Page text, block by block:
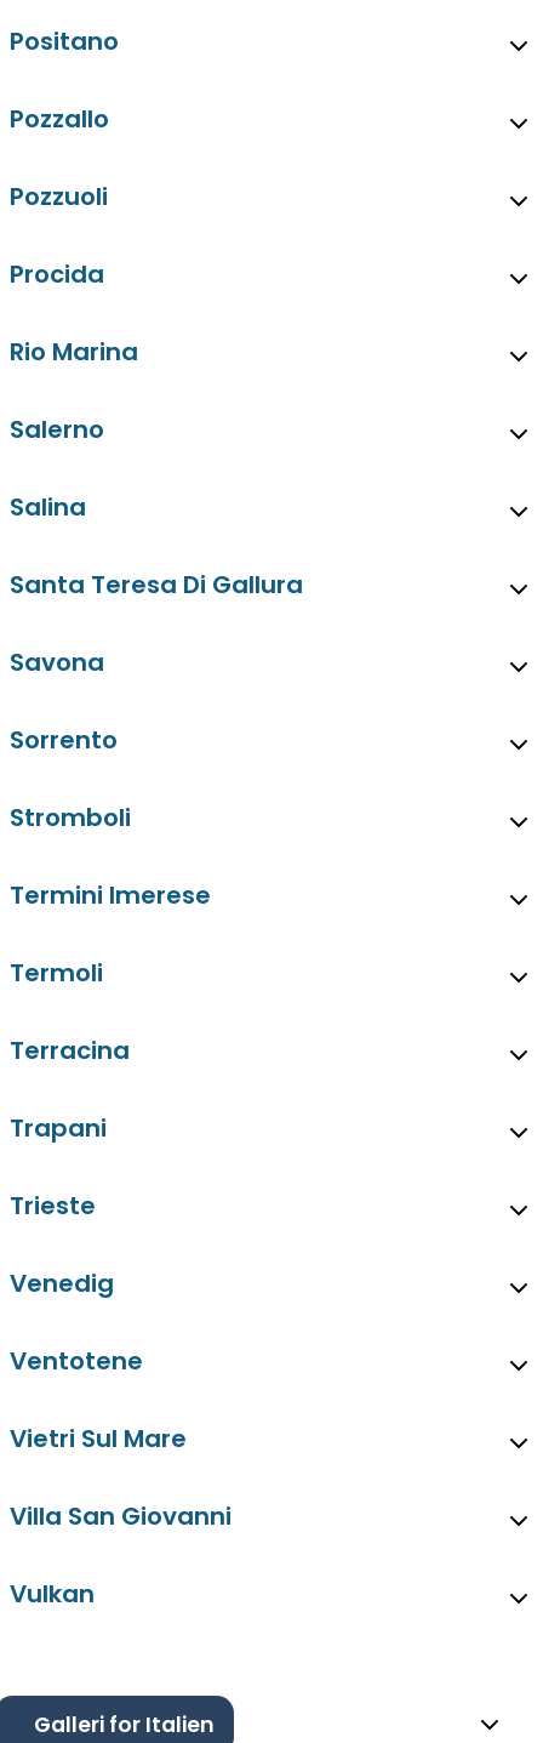
Positano
Pozzallo
Pozzuoli
Procida
Rio Marina
Salerno
Salina
Santa Teresa Di Gallura
Savona
Sorrento
Stromboli
Termini Imerese
Termoli
Terracina
Trapani
Trieste
Venedig
Ventotene
Vietri Sul Mare
Villa San Giovanni
Vulkan
Galleri for Italien